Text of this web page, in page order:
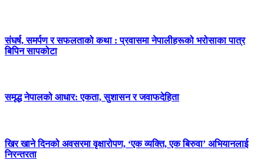
संघर्ष, समर्पण र सफलताको कथा : प्रवासमा नेपालीहरूको भरोसाका पात्र
बिपिन सापकोटा
समृद्ध नेपालको आधार: एकता, सुशासन र जवाफदेहिता
खिर खाने दिनको अवसरमा वृक्षारोपण, ‘एक व्यक्ति, एक बिरुवा’ अभियानलाई
निरन्तरता